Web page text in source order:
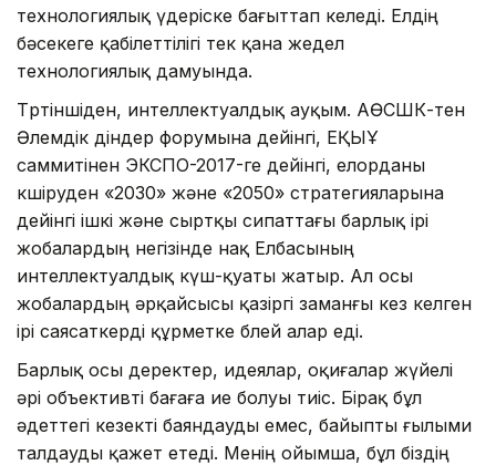
технологиялық үде­ріске бағыттап келеді. Елдің
бәсекеге қабілеттілігі тек қана жедел
технологиялық дамуында.
Төртіншіден, интеллектуалдық ауқым. АӨСШК-тен
Әлемдік діндер форумына дейінгі, ЕҚЫҰ
саммитінен ЭКСПО-2017-ге дейінгі, елорданы
көшіруден «2030» және «2050» стратегияларына
дейінгі ішкі және сыртқы сипаттағы барлық ірі
жобалардың негізінде нақ Елбасының
интеллектуалдық күш-қуаты жатыр. Ал осы
жобалардың әрқайсысы қазіргі заманғы кез келген
ірі саясаткерді құрметке бөлей алар еді.
Барлық осы деректер, идеялар, оқиғалар жүйелі
әрі объективті бағаға ие болуы тиіс. Бірақ бұл
әдеттегі кезекті баяндауды емес, байыпты ғылыми
талдауды қажет етеді. Менің ойымша, бұл біздің